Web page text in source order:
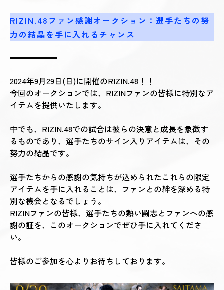
RIZIN.48ファン感謝オークション：選手たちの努
力の結晶を手に入れるチャンス
2024年9月29日(日)に開催のRIZIN.48！！
今回のオークションでは、RIZINファンの皆様に特別なア
イテムを提供いたします。
中でも、RIZIN.48での試合は彼らの決意と成長を象徴す
るものであり、選手たちのサイン入りアイテムは、その
努力の結晶です。
選手たちからの感謝の気持ちが込められたこれらの限定
アイテムを手に入れることは、ファンとの絆を深める特
別な機会となるでしょう。
RIZINファンの皆様、選手たちの熱い闘志とファンへの感
謝の証を、このオークションでぜひ手に入れてくださ
い。
皆様のご参加を心よりお待ちしております。